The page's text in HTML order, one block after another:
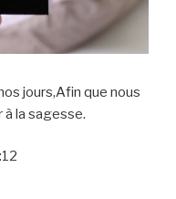
jours,Afin que nous
la sagesse.